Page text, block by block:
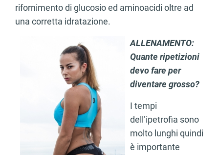
rifornimento di glucosio ed aminoacidi oltre ad
una corretta idratazione.
ALLENAMENTO:
Quante ripetizioni
devo fare per
diventare grosso?
I tempi
dell’ipetrofia sono
molto lunghi quindi
è importante